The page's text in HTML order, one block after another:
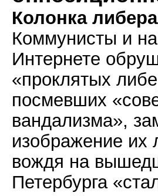
Колонка
Коммунисты и
Интернете
«проклятых
посмевших
вандализма»,
изображение их
вождя на
Петербурга